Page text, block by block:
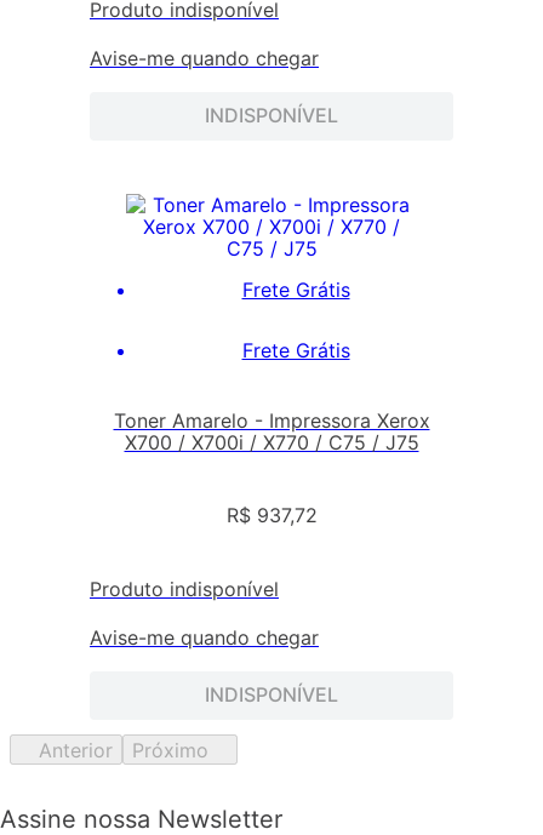
Produto indisponível
Avise-me quando chegar
INDISPONÍVEL
Frete Grátis
Frete Grátis
Toner Amarelo - Impressora Xerox
X700 / X700i / X770 / C75 / J75
R$ 937,72
Produto indisponível
Avise-me quando chegar
INDISPONÍVEL
Anterior Próximo
Assine nossa Newsletter